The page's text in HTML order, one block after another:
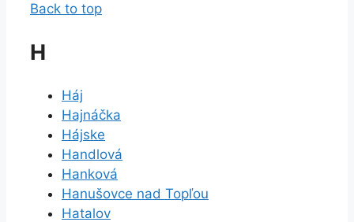
Back to top
H
Háj
Hajnáčka
Hájske
Handlová
Hanková
Hanušovce nad Topľou
Hatalov